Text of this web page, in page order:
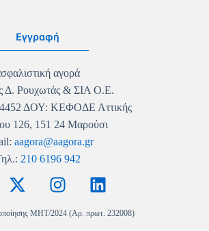
Εγγραφή
αγορά
Δ. Ρουχωτάς & ΣΙΑ Ο.Ε.
ΔΟΥ: ΚΕΦΟΔΕ Αττικής
126, 151 24 Μαρούσι
aagora@aagora.gr
210 6196 942
MHT/2024 (Αρ. πρωτ. 232008)